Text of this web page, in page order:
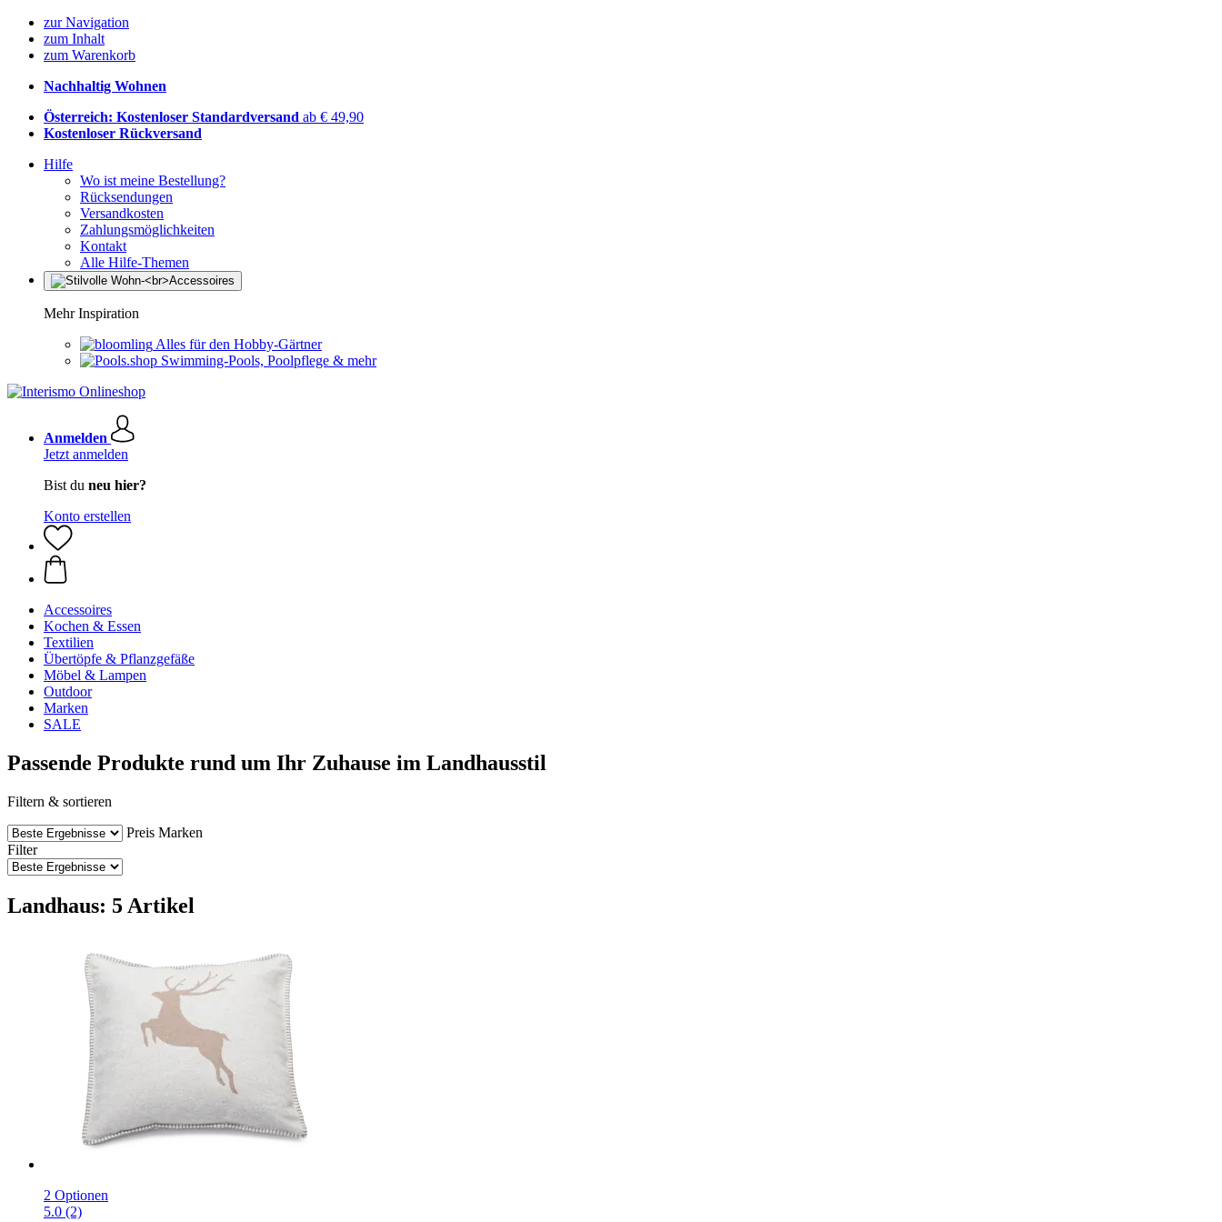
zur Navigation
zum Inhalt
zum Warenkorb
Nachhaltig Wohnen
Österreich: Kostenloser Standardversand ab € 49,90
Kostenloser Rückversand
Hilfe
Wo ist meine Bestellung?
Rücksendungen
Versandkosten
Zahlungsmöglichkeiten
Kontakt
Alle Hilfe-Themen
Mehr Inspiration
Alles für den Hobby-Gärtner
Swimming-Pools, Poolpflege & mehr
Anmelden
Jetzt anmelden
Bist du neu hier?
Konto erstellen
Accessoires
Kochen & Essen
Textilien
Übertöpfe & Pflanzgefäße
Möbel & Lampen
Outdoor
Marken
SALE
Passende Produkte rund um Ihr Zuhause im Landhausstil
Filtern & sortieren
Preis Marken
Filter
Landhaus: 5 Artikel
2 Optionen
5.0 (2)